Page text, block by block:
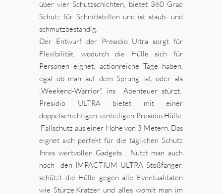
über vier Schutzschichten, bietet 360 Grad
Schutz für Schnittstellen und ist staub- und
schmutzbeständig.
Der Entwurf der Presidio Ultra sorgt für
Flexibilität, wodurch die Hülle sich für
Personen eignet, actionreiche Tage haben,
egal ob man auf dem Sprung ist, oder als
„Weekend-Warrior“, ins Abenteuer stürzt.
Presidio ULTRA bietet mit einer
doppelschichtigen, einteiligen Presidio Hülle,
Fallschutz aus einer Höhe von 3 Metern. Das
eignet sich perfekt für die täglichen Schutz
Ihres wertvollen Gadgets . Nutzt man auch
noch den IMPACTIUM ULTRA Stoßfänger,
schützt die Hülle gegen alle Eventualitaten
wie Stürze,Kratzer und alles womit man im